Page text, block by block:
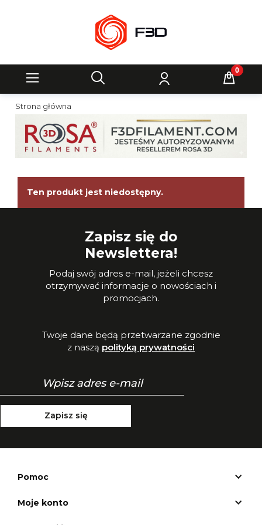
Strona główna
Ten produkt jest niedostępny.
Zapisz się do
Newslettera!
Podaj swój adres e-mail, jeżeli chcesz
otrzymywać informacje o nowościach i
promocjach.
Twoje dane będą przetwarzane zgodnie
z naszą polityką prywatności
Zapisz się
Pomoc
Moje konto